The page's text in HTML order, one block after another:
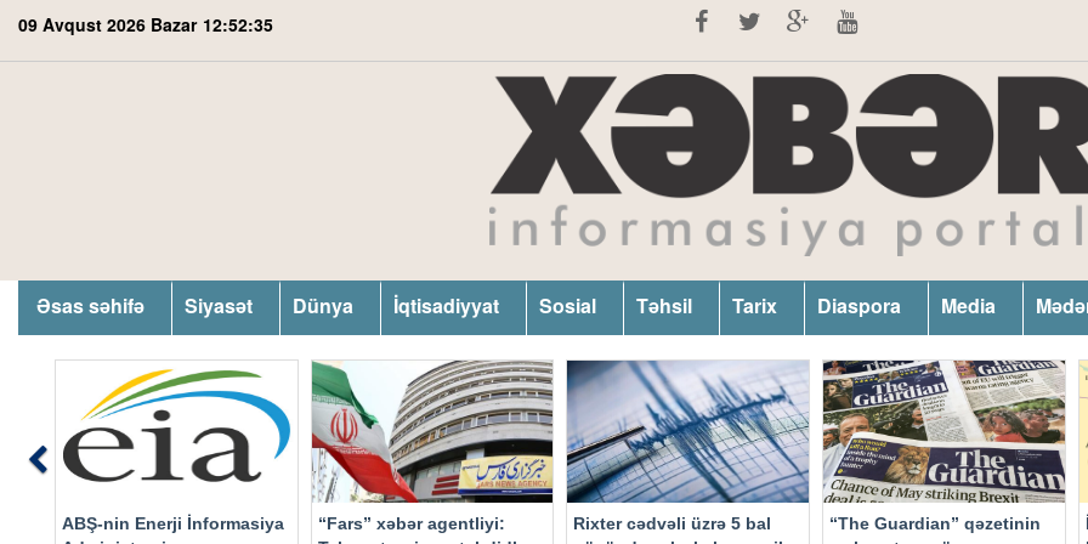
09 Avqust 2026 Bazar 12:52:36
Əsas səhifə Siyasət Dünya İqtisadiyyat Sosial Təhsil Tarix Diaspora Media
ABŞ-nin Enerji İnformasiya
“Fars” xəbər agentliyi:
Rixter cədvəli üzrə 5 bal
“The Guardian” qəzetinin
Previous